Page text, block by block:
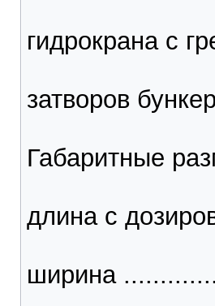
гидрокрана с
затворов
Габаритные
длина с
ширина